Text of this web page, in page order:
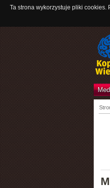
Ta strona wykorzystuje pliki